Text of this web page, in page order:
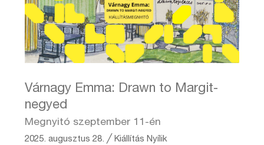
Várnagy Emma: Drawn to Margit-
negyed
Megnyitó szeptember 11-én
2025. augusztus 28. ╱Kiállítás Nyílik